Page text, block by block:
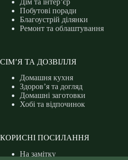
Побутові поради
Благоустрій ділянки
Ремонт та облаштування
СІМ’Я ТА ДОЗВІЛЛЯ
Домашня кухня
Здоров’я та догляд
Домашні заготовки
Хобі та відпочинок
КОРИСНІ ПОСИЛАННЯ
На замітку